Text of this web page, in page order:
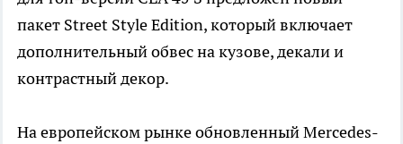
пакет Street Style Edition, который включает
дополнительный обвес на кузове, декали и
контрастный декор.
На европейском рынке обновленный Mercedes-